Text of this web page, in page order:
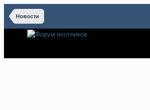
Новости